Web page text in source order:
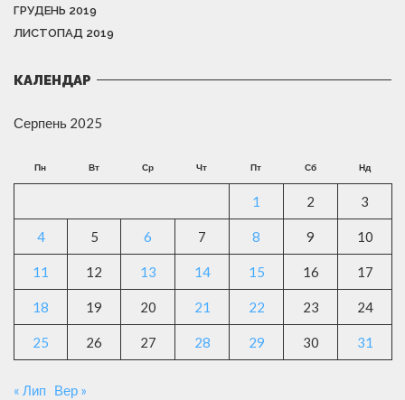
ГРУДЕНЬ 2019
ЛИСТОПАД 2019
КАЛЕНДАР
Серпень 2025
Пн Вт Ср Чт Пт Сб Нд
1 2 3
4 5 6 7 8 9 10
11 12 13 14 15 16 17
18 19 20 21 22 23 24
25 26 27 28 29 30 31
« Лип Вер »